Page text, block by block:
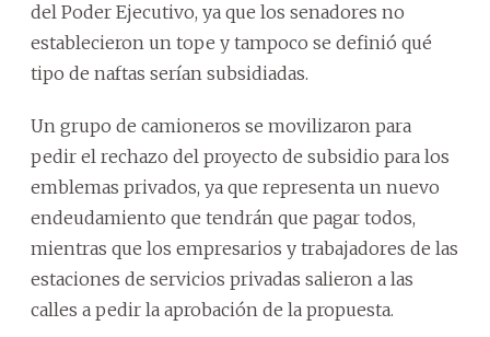
del Poder Ejecutivo, ya que los senadores no
establecieron un tope y tampoco se definió qué
tipo de naftas serían subsidiadas.
Un grupo de camioneros se movilizaron para
pedir el rechazo del proyecto de subsidio para los
emblemas privados, ya que representa un nuevo
endeudamiento que tendrán que pagar todos,
mientras que los empresarios y trabajadores de las
estaciones de servicios privadas salieron a las
calles a pedir la aprobación de la propuesta.